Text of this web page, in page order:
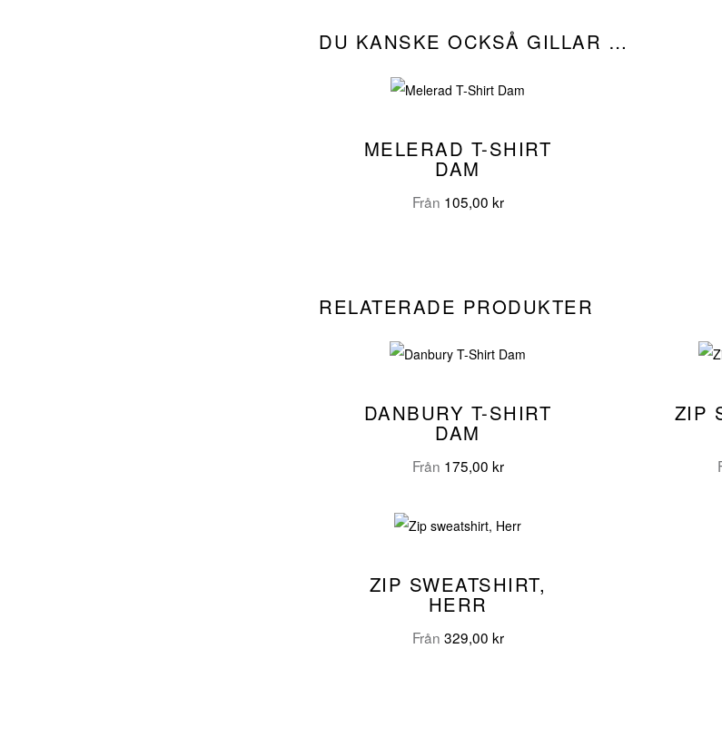
DU KANSKE OCKSÅ GILLAR …
MELERAD T-SHIRT
DAM
Från 105,00 kr
RELATERADE PRODUKTER
DANBURY T-SHIRT
DAM
Från 175,00 kr
ZIP
ZIP SWEATSHIRT,
HERR
Från 329,00 kr